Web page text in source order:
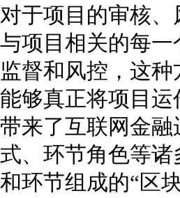
对于项目的审核
与项目相关的每
监督和风控，这
能够真正将项目
带来了互联网金
式、环节角色等
和环节组成的“区